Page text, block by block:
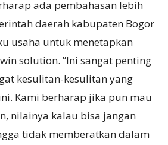
ada pembahasan lebih
daerah kabupaten Bogor
usaha untuk menetapkan
solution. ”Ini sangat penting
kesulitan-kesulitan yang
Kami berharap jika pun mau
nilainya kalau bisa jangan
tidak memberatkan dalam